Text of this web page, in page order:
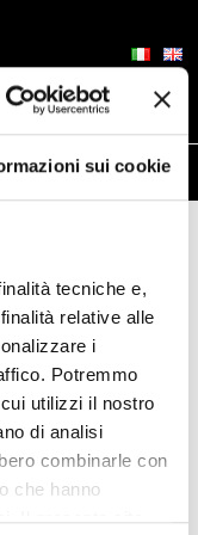
sui cookie
tecniche e,
relative alle
i
Potremmo
utilizzi il nostro
di analisi
combinarle con
che hanno
Il presente sito